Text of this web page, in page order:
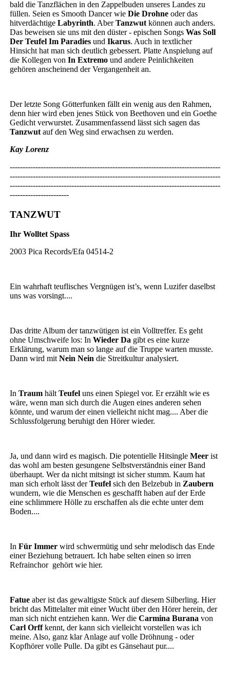
bald die Tanzflächen in den Zappelbuden unseres Landes zu
füllen. Seien es Smooth Dancer wie Die Drohne oder das
hitverdächtige Labyrinth. AberTanzwutkönnen auch anders.
Das beweisen sie uns mit den düster - epischen SongsWas Soll
Der Teufel Im Paradiesund Ikarus. Auch in textlicher
Hinsicht hat man sich deutlich gebessert. Platte Anspielung auf
die Kollegen von In Extremo und andere Peinlichkeiten
gehören anscheinend der Vergangenheit an.
Der letzte Song Götterfunken fällt ein wenig aus den Rahmen,
denn hier wird eben jenes Stück von Beethoven und ein Goethe
Gedicht verwurstet. Zusammenfassend lässt sich sagen das
Tanzwutauf den Weg sind erwachsen zu werden.
Kay Lorenz
----------------------------------------------------------------------------------
----------------------------------------------------------------------------------
----------------------------------------------------------------------------------
-----------------------
TANZWUT
Ihr Wolltet Spass
2003 Pica Records/Efa 04514-2
Ein wahrhaft teuflisches Vergnügen ist’s, wenn Luzifer daselbst
uns was vorsingt....
Das dritte Album der tanzwütigen ist ein Volltreffer. Es geht
ohne Umschweife los: In Wieder Dagibt es eine kurze
Erklärung, warum man so lange auf die Truppe warten musste.
Dann wird mitNein Neindie Streitkultur analysiert.
In TraumhältTeufel uns einen Spiegel vor. Er erzählt wie es
wäre, wenn man sich durch die Augen eines anderen sehen
könnte, und warum der einen vielleicht nicht mag.... Aber die
Schlussfolgerung beruhigt den Hörer wieder.
Ja, und dann wird es magisch. Die potentielle Hitsingle Meer ist
das wohl am besten gesungene Selbstverständnis einer Band
überhaupt. Wer da nicht mitsingt ist sicher stumm. Kaum hat
man sich erholt lässt derTeufel sich den Belzebub in Zaubern
wundern, wie die Menschen es geschafft haben auf der Erde
eine schlimmere Hölle zu erschaffen als die echte unter dem
Boden....
In Für Immerwird schwermütig und sehr melodisch das Ende
einer Beziehung betrauert. Ich habe selten einen so irren
Refrainchor gehört wie hier.
Fatueaber ist das gewaltigste Stück auf diesem Silberling. Hier
bricht das Mittelalter mit einer Wucht über den Hörer herein, der
man sich nicht entziehen kann. Wer die Carmina Buranavon
Carl Orffkennt, der kann sich vielleicht vorstellen was ich
meine. Also, ganz klar Anlage auf volle Dröhnung - oder
Kopfhörer volle Pulle. Da gibt es Gänsehaut pur....